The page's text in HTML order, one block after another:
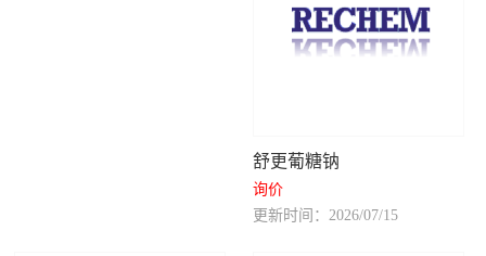
舒更葡糖钠
询价
更新时间：2026/07/15